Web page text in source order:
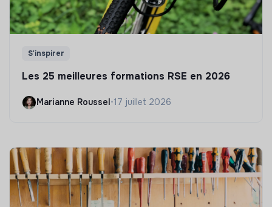
S'inspirer
Les 25 meilleures formations RSE en 2026
Marianne Roussel •17 juillet 2026